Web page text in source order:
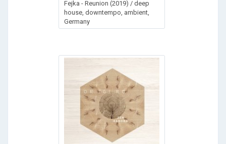
Fеjkа - Rеuniоn (2019) / deep
house, downtempo, ambient,
Germany